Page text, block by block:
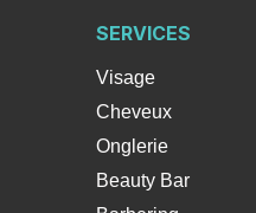
SERVICES
Visage
Cheveux
Onglerie
Beauty Bar